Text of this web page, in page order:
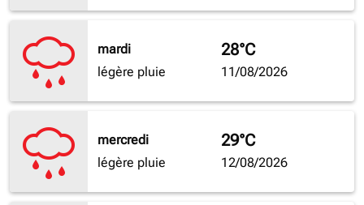
mardi
légère pluie
28°C
11/08/2026
mercredi
légère pluie
29°C
12/08/2026